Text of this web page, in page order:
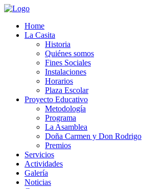
Home
La Casita
Historia
Quiénes somos
Fines Sociales
Instalaciones
Horarios
Plaza Escolar
Proyecto Educativo
Metodología
Programa
La Asamblea
Doña Carmen y Don Rodrigo
Premios
Servicios
Actividades
Galería
Noticias